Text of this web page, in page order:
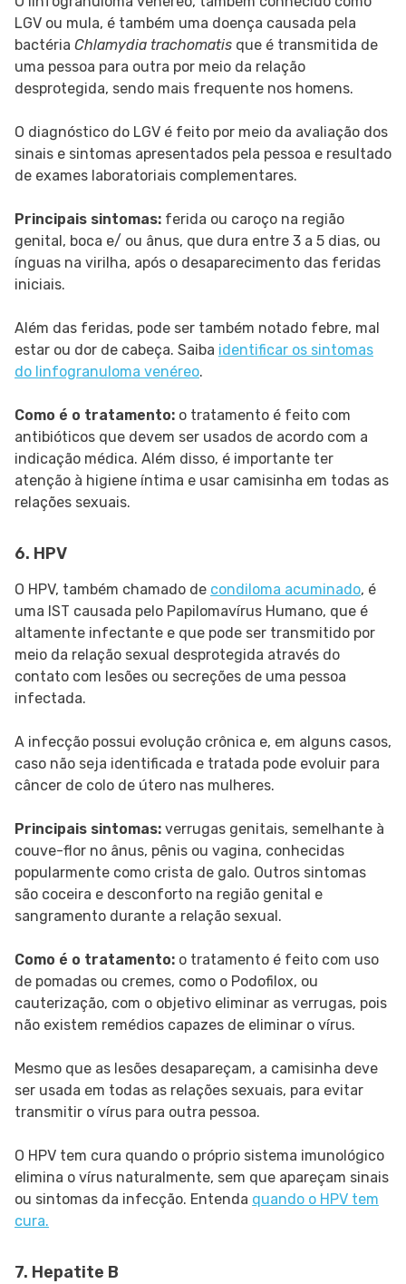
LGV ou mula, é também uma doença causada pela
bactéria Chlamydia trachomatis que é transmitida de
uma pessoa para outra por meio da relação
desprotegida, sendo mais frequente nos homens.
O diagnóstico do LGV é feito por meio da avaliação dos
sinais e sintomas apresentados pela pessoa e resultado
de exames laboratoriais complementares.
Principais sintomas: ferida ou caroço na região
genital, boca e/ ou ânus, que dura entre 3 a 5 dias, ou
ínguas na virilha, após o desaparecimento das feridas
iniciais.
Além das feridas, pode ser também notado febre, mal
estar ou dor de cabeça. Saiba identificar os sintomas
do linfogranuloma venéreo.
Como é o tratamento: o tratamento é feito com
antibióticos que devem ser usados de acordo com a
indicação médica. Além disso, é importante ter
atenção à higiene íntima e usar camisinha em todas as
relações sexuais.
6. HPV
O HPV, também chamado de condiloma acuminado, é
uma IST causada pelo Papilomavírus Humano, que é
altamente infectante e que pode ser transmitido por
meio da relação sexual desprotegida através do
contato com lesões ou secreções de uma pessoa
infectada.
A infecção possui evolução crônica e, em alguns casos,
caso não seja identificada e tratada pode evoluir para
câncer de colo de útero nas mulheres.
Principais sintomas: verrugas genitais, semelhante à
couve-flor no ânus, pênis ou vagina, conhecidas
popularmente como crista de galo. Outros sintomas
são coceira e desconforto na região genital e
sangramento durante a relação sexual.
Como é o tratamento: o tratamento é feito com uso
de pomadas ou cremes, como o Podofilox, ou
cauterização, com o objetivo eliminar as verrugas, pois
não existem remédios capazes de eliminar o vírus.
Mesmo que as lesões desapareçam, a camisinha deve
ser usada em todas as relações sexuais, para evitar
transmitir o vírus para outra pessoa.
O HPV tem cura quando o próprio sistema imunológico
elimina o vírus naturalmente, sem que apareçam sinais
ou sintomas da infecção. Entenda quando o HPV tem
cura.
7. Hepatite B